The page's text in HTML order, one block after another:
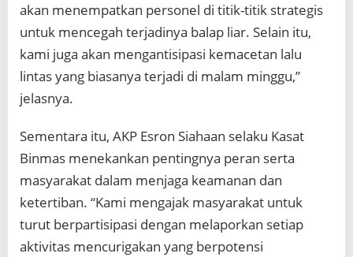
akan menempatkan personel di titik-titik strategis
untuk mencegah terjadinya balap liar. Selain itu,
kami juga akan mengantisipasi kemacetan lalu
lintas yang biasanya terjadi di malam minggu,”
jelasnya.
Sementara itu, AKP Esron Siahaan selaku Kasat
Binmas menekankan pentingnya peran serta
masyarakat dalam menjaga keamanan dan
ketertiban. “Kami mengajak masyarakat untuk
turut berpartisipasi dengan melaporkan setiap
aktivitas mencurigakan yang berpotensi